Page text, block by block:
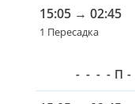
15:05 → 02:45
1 Пересадка
- - - - П -